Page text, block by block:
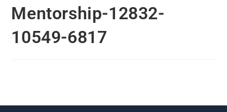
Mentorship-12832-
10549-6817